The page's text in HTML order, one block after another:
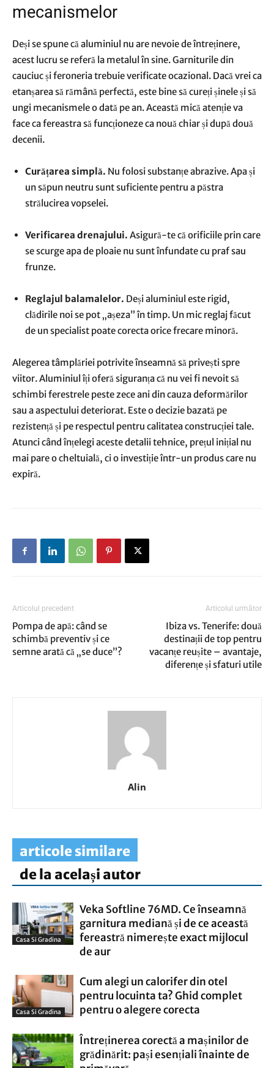
mecanismelor
Deși se spune că aluminiul nu are nevoie de întreținere,
acest lucru se referă la metalul în sine. Garniturile din
cauciuc și feroneria trebuie verificate ocazional. Dacă vrei ca
etanșarea să rămână perfectă, este bine să cureți șinele și să
ungi mecanismele o dată pe an. Această mică atenție va
face ca fereastra să funcționeze ca nouă chiar și după două
decenii.
Curățarea simplă. Nu folosi substanțe abrazive. Apa și
un săpun neutru sunt suficiente pentru a păstra
strălucirea vopselei.
Verificarea drenajului. Asigură-te că orificiile prin care
se scurge apa de ploaie nu sunt înfundate cu praf sau
frunze.
Reglajul balamalelor. Deși aluminiul este rigid,
clădirile noi se pot „așeza” în timp. Un mic reglaj făcut
de un specialist poate corecta orice frecare minoră.
Alegerea tâmplăriei potrivite înseamnă să privești spre
viitor. Aluminiul îți oferă siguranța că nu vei fi nevoit să
schimbi ferestrele peste zece ani din cauza deformărilor
sau a aspectului deteriorat. Este o decizie bazată pe
rezistență și pe respectul pentru calitatea construcției tale.
Atunci când înțelegi aceste detalii tehnice, prețul inițial nu
mai pare o cheltuială, ci o investiție într-un produs care nu
expiră.
Articolul precedent
Pompa de apă: când se
schimbă preventiv și ce
semne arată că „se duce”?
Articolul următor
Ibiza vs. Tenerife: două
destinații de top pentru
vacanțe reușite – avantaje,
diferențe și sfaturi utile
Alin
articole similare
de la același autor
Casa Si Gradina
Veka Softline 76MD. Ce înseamnă
garnitura mediană și de ce această
fereastră nimerește exact mijlocul
de aur
Casa Si Gradina
Cum alegi un calorifer din otel
pentru locuinta ta? Ghid complet
pentru o alegere corecta
Întreținerea corectă a mașinilor de
grădinărit: pași esențiali înainte de